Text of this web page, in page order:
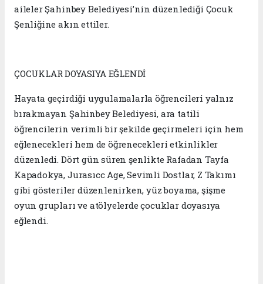
aileler Şahinbey Belediyesi’nin düzenlediği Çocuk
Şenliğine akın ettiler.
ÇOCUKLAR DOYASIYA EĞLENDİ
Hayata geçirdiği uygulamalarla öğrencileri yalnız
bırakmayan Şahinbey Belediyesi, ara tatili
öğrencilerin verimli bir şekilde geçirmeleri için hem
eğlenecekleri hem de öğrenecekleri etkinlikler
düzenledi. Dört gün süren şenlikte Rafadan Tayfa
Kapadokya, Jurasıcc Age, Sevimli Dostlar, Z Takımı
gibi gösteriler düzenlenirken, yüz boyama, şişme
oyun grupları ve atölyelerde çocuklar doyasıya
eğlendi.